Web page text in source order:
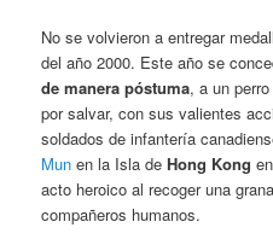
No se volvieron a entregar
del año 2000. Este año se
de manera póstuma, a un
por salvar, con sus valientes
soldados de infantería
Mun en la Isla deHong Kong
acto heroico al recoger una
compañeros humanos.